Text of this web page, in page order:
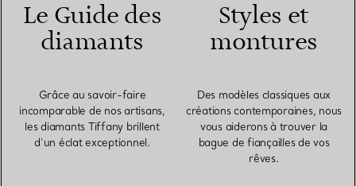
Le Guide des
diamants
Grâce au savoir-faire
incomparable de nos artisans,
les diamants Tiffany brillent
d’un éclat exceptionnel.
Styles et
montures
Des modèles classiques aux
créations contemporaines, nous
vous aiderons à trouver la
bague de fiançailles de vos
rêves.